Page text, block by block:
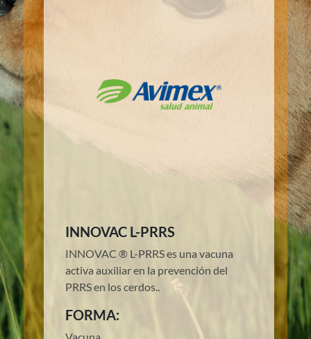
INNOVAC L-PRRS
INNOVAC ® L-PRRS es una vacuna
activa auxiliar en la prevención del
PRRS en los cerdos..
FORMA: